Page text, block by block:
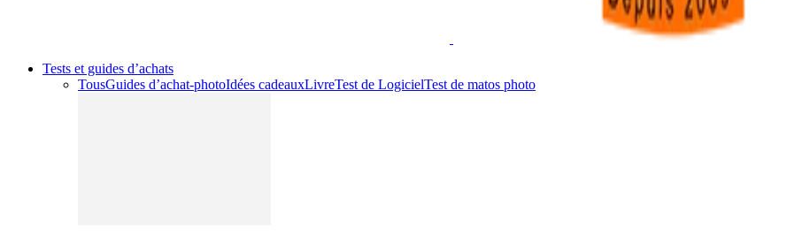
Tests et guides d’achats
TousGuides d’achat-photoIdées cadeauxLivreTest de LogicielTest de matos photo